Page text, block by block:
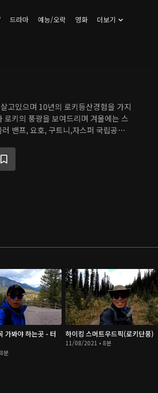
드라마 예능/오락 영화 더보기
고있으며 10년의 로키등산경험을 가지
키의 풍광을 보여드리며 겨울에는 스
밴프, 요호, 구트니,자스퍼 국립공원
가봐야 하는곳 - 터
분
하이킹 스머트우드픽(로키단풍)
11/08/2021 • 8분